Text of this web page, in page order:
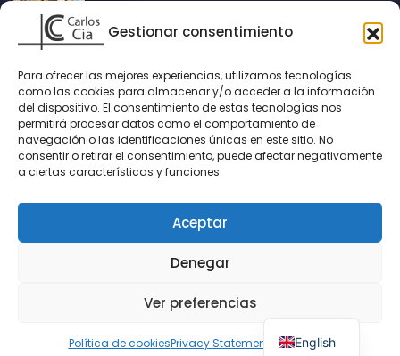
Gestionar consentimiento
Para ofrecer las mejores experiencias, utilizamos tecnologías
como las cookies para almacenar y/o acceder a la información
del dispositivo. El consentimiento de estas tecnologías nos
permitirá procesar datos como el comportamiento de
navegación o las identificaciones únicas en este sitio. No
consentir o retirar el consentimiento, puede afectar negativamente
a ciertas características y funciones.
Aceptar
Denegar
Ver preferencias
Política de cookiesPrivacy Statement Impressum
Mar 03, 2021 0
Información
C/ Faisán, nº 5, 2º B, 18014, Granada
Email:carloscia@icagr.es
Teléfonos: 958287752 | 626889192
Copyright © 2026 Carlos Cía. Powered by
English